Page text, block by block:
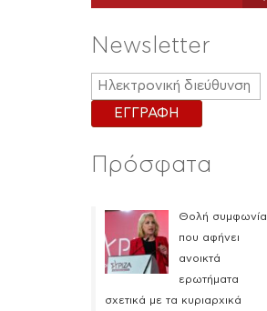
Newsletter
Πρόσφατα
Θολή συμφωνία
που αφήνει
ανοικτά
ερωτήματα
σχετικά με τα κυριαρχικά